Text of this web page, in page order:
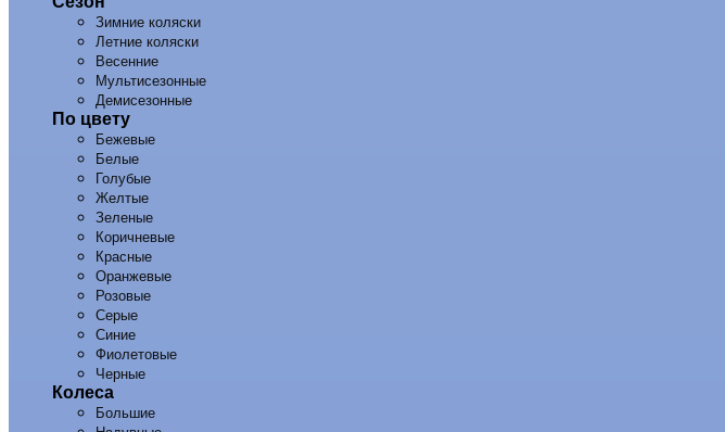
Зимние коляски
Летние коляски
Весенние
Мультисезонные
Демисезонные
По цвету
Бежевые
Белые
Голубые
Желтые
Зеленые
Коричневые
Красные
Оранжевые
Розовые
Серые
Синие
Фиолетовые
Черные
Колеса
Большие